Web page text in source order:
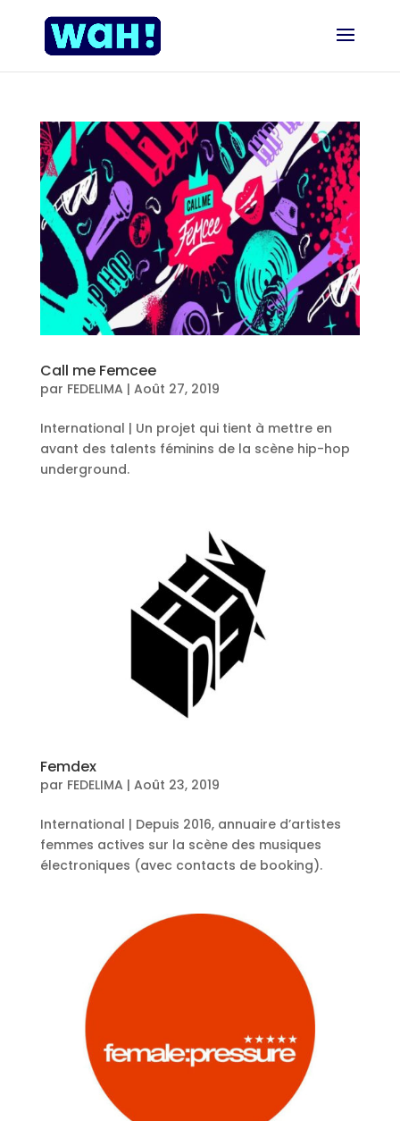
Call me Femcee
par FEDELIMA | Août 27, 2019
International | Un projet qui tient à mettre en
avant des talents féminins de la scène hip-hop
underground.
Femdex
par FEDELIMA | Août 23, 2019
International | Depuis 2016, annuaire d’artistes
femmes actives sur la scène des musiques
électroniques (avec contacts de booking).